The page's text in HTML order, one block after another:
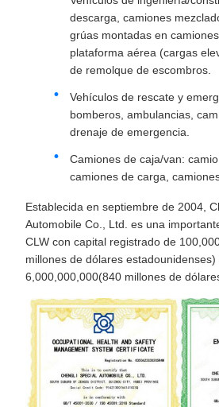
descarga, camiones
grúas montadas en
plataforma aérea (cargas
de remolque de escombros.
Vehículos de rescate y
bomberos, ambulancias,
drenaje de emergencia.
Camiones de caja/van:
camiones de carga,
Establecida en septiembre de 2004,
Automobile Co., Ltd. es una
CLW con capital registrado de
millones de dólares
6,000,000,000(840 millones de